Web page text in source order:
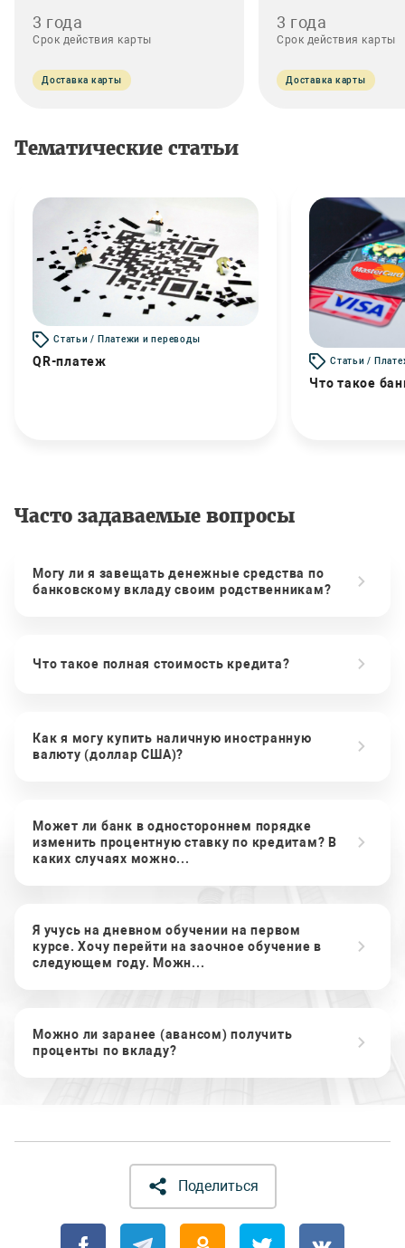
3 года
Срок действия карты
Доставка карты
3 года
Срок действия карты
Доставка карты
Тематические статьи
Статьи / Платежи и переводы
QR-платеж Статьи /
Что такое
Часто задаваемые вопросы
Могу ли я завещать денежные средства по
банковскому вкладу своим родственникам?
Что такое полная стоимость кредита?
Как я могу купить наличную иностранную
валюту (доллар США)?
Может ли банк в одностороннем порядке
изменить процентную ставку по кредитам? В
каких случаях можно...
Я учусь на дневном обучении на первом
курсе. Хочу перейти на заочное обучение в
следующем году. Можн...
Можно ли заранее (авансом) получить
проценты по вкладу?
Поделиться